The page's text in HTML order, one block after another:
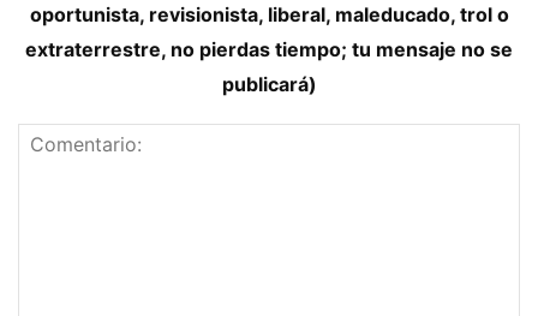
oportunista, revisionista, liberal, maleducado, trol o
extraterrestre, no pierdas tiempo; tu mensaje no se
publicará)